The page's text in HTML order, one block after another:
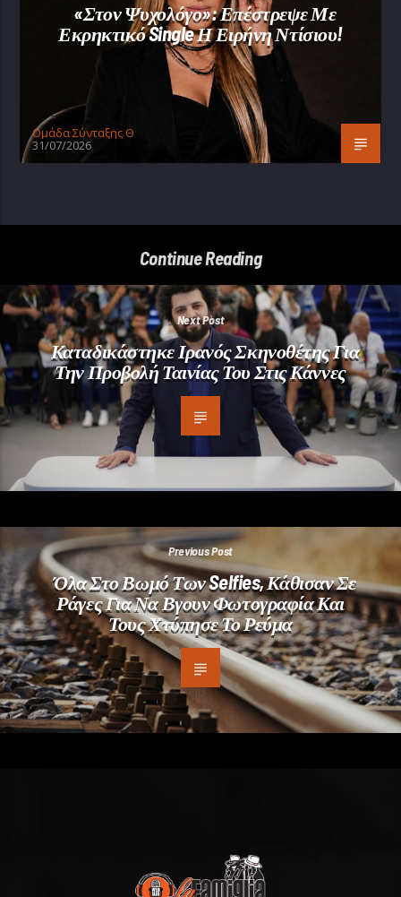
«Στον Ψυχολόγο»: Επέστρεψε Με
Εκρηκτικό Single Η Ειρήνη Ντίσιου!
Oμάδα Σύνταξης Θ
31/07/2026
Continue Reading
Next Post
Καταδικάστηκε Ιρανός Σκηνοθέτης Για
Την Προβολή Ταινίας Του Στις Κάννες
Previous Post
Όλα Στο Βωμό Των Selfies, Κάθισαν Σε
Ράγες Για Να Βγουν Φωτογραφία Και
Τους Χτύπησε Το Ρεύμα